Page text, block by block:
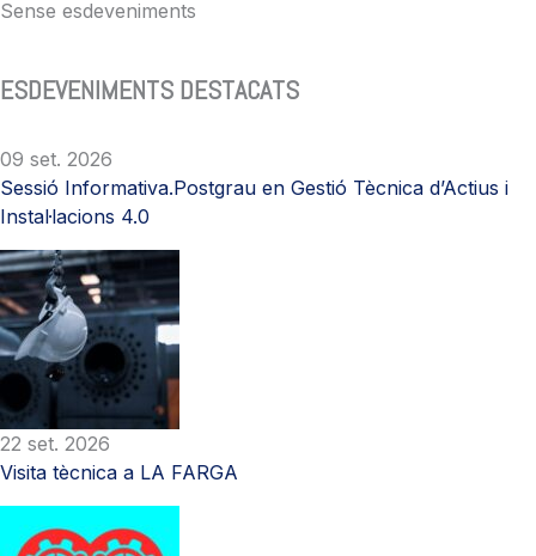
Sense esdeveniments
ESDEVENIMENTS DESTACATS
09 set. 2026
Sessió Informativa.Postgrau en Gestió Tècnica d’Actius i
Instal·lacions 4.0
22 set. 2026
Visita tècnica a LA FARGA